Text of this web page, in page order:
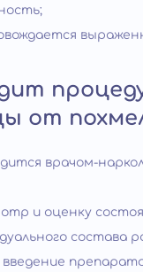
от
врачом-
и оценку
состава